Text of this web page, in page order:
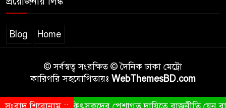
Blog Home
© সর্বস্বত্ব সংরক্ষিত © দৈনিক ঢাকা মেট্রো
কারিগরি সহযোগিতায়ঃ WebThemesBD.com